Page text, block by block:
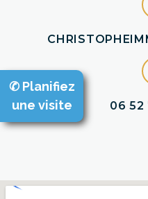
06 52
✆ Planifiez
une visite